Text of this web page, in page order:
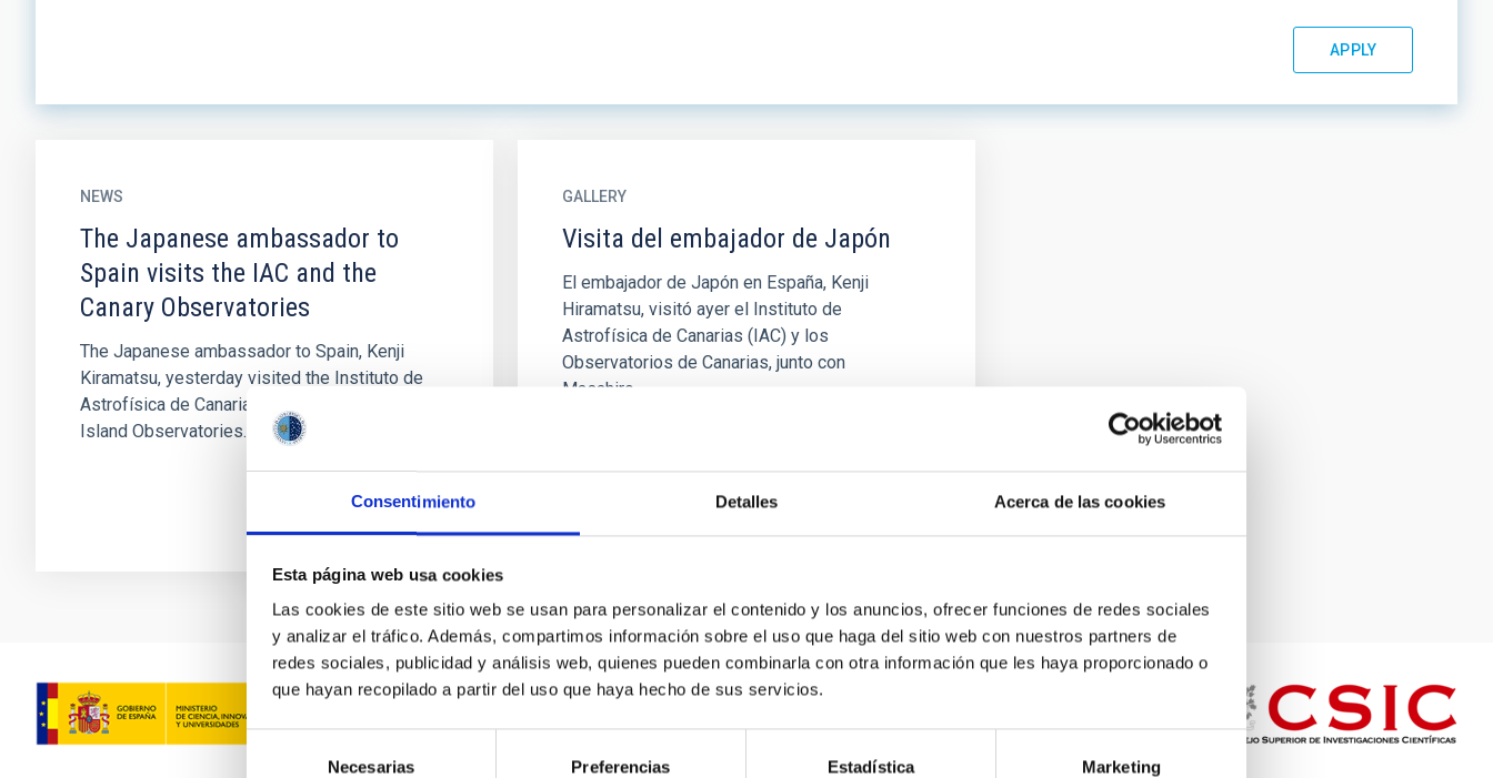
Consentimiento Detalles Acerca de las cookies
Esta página web usa cookies
Las cookies de este sitio web se usan para personalizar el contenido y los anuncios, ofrecer funciones de redes sociales
y analizar el tráfico. Además, compartimos información sobre el uso que haga del sitio web con nuestros partners de
redes sociales, publicidad y análisis web, quienes pueden combinarla con otra información que les haya proporcionado o
que hayan recopilado a partir del uso que haya hecho de sus servicios.
Selección
Necesarias Preferencias Estadística Marketing
NEWS
The Japanese ambassador to
Spain visits the IAC and the
Canary Observatories
The Japanese ambassador to Spain, Kenji
Kiramatsu, yesterday visited the Instituto de
Astrofísica de Canarias (IAC) and the Canary
Island Observatories...
GALLERY
Visita del embajador de Japón
El embajador de Japón en España, Kenji
Hiramatsu, visitó ayer el Instituto de
Astrofísica de Canarias (IAC) y los
Observatorios de Canarias, junto con
Masahiro...